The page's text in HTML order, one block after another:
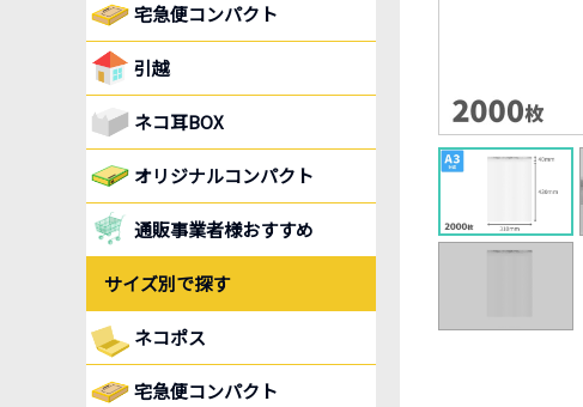
宅急便コンパクト
引越
ネコ耳BOX
オリジナルコンパクト
通販事業者様おすすめ
サイズ別で探す
ネコポス
宅急便コンパクト